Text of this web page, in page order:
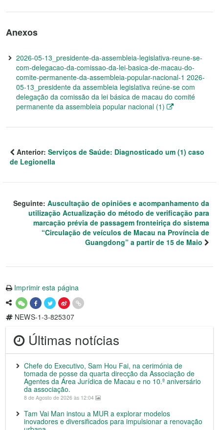
Anexos
2026-05-13_presidente-da-assembleia-legislativa-reune-se-
com-delegacao-da-comissao-da-lei-basica-de-macau-do-
comite-permanente-da-assembleia-popular-nacional-1 2026-
05-13_presidente da assembleia legislativa reúne-se com
delegação da comissão da lei básica de macau do comité
permanente da assembleia popular nacional (1)
Anterior: Serviços de Saúde: Diagnosticado um (1) caso
de Legionella
Seguinte: Auscultação de opiniões e acompanhamento da
utilização Actualização do método de verificação para
marcação prévia de passagem fronteiriça do sistema
“Circulação de veículos de Macau na Província de
Guangdong” a partir de 15 de Maio
Imprimir esta página
NEWS-1-3-825307
Últimas notícias
Chefe do Executivo, Sam Hou Fai, na cerimónia de
tomada de posse da quarta direcção da Associação de
Agentes da Área Jurídica de Macau e no 10.º aniversário
da associação.
8 de Agosto de 2026 às 12:04
Tam Vai Man instou a MUR a explorar modelos
inovadores e diversificados para impulsionar a renovação